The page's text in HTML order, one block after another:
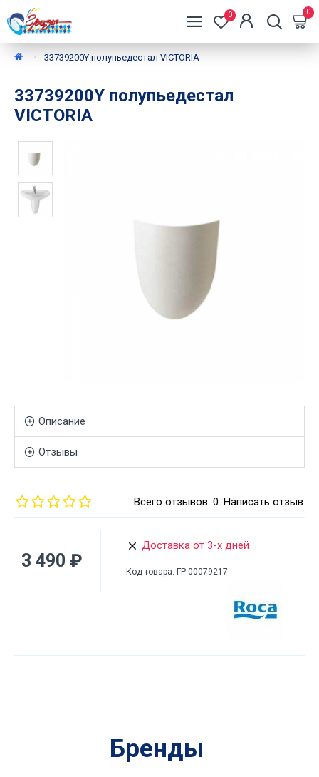
0 0
33739200Y полупьедестал VICTORIA
33739200Y полупьедестал
VICTORIA
Описание
Отзывы
Всего отзывов: 0 Написать отзыв
3 490 ₽
Доставка от 3-х дней
Код товара: ГР-00079217
Бренды